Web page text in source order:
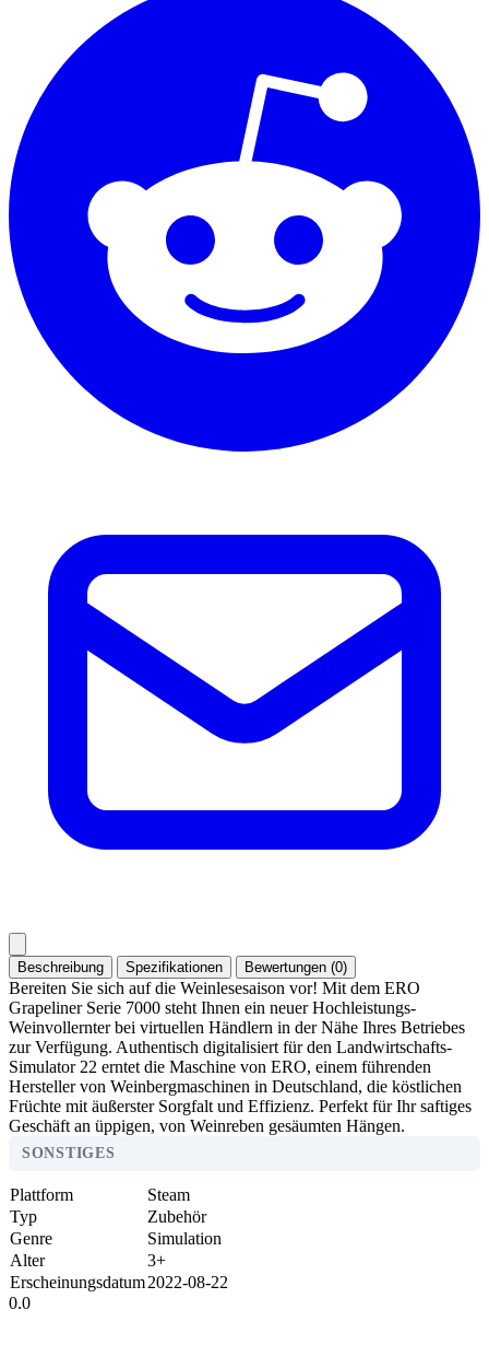
Beschreibung Spezifikationen Bewertungen (0)
Bereiten Sie sich auf die Weinlesesaison vor! Mit dem ERO
Grapeliner Serie 7000 steht Ihnen ein neuer Hochleistungs-
Weinvollernter bei virtuellen Händlern in der Nähe Ihres Betriebes
zur Verfügung. Authentisch digitalisiert für den Landwirtschafts-
Simulator 22 erntet die Maschine von ERO, einem führenden
Hersteller von Weinbergmaschinen in Deutschland, die köstlichen
Früchte mit äußerster Sorgfalt und Effizienz. Perfekt für Ihr saftiges
Geschäft an üppigen, von Weinreben gesäumten Hängen.
SONSTIGES
Plattform
Steam
Typ
Zubehör
Genre
Simulation
Alter
3+
Erscheinungsdatum2022-08-22
0.0